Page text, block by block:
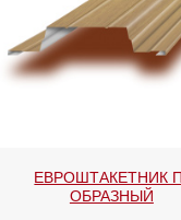
ЕВРОШТАКЕТНИК
ОБРАЗНЫЙ